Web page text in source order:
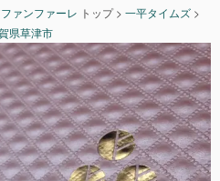
ァンファーレ トップ> 一平タイムズ >
県草津市